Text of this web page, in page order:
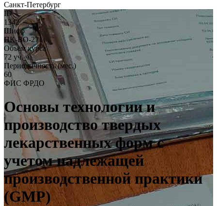
Санкт-Петербург
ID
1342
Шифр
ПК-ВО-271
Объём курса
72 уч. ч.
Периодичность (мес.)
60
ФИС ФРДО
Основы технологии и
производство твердых
лекарственных форм с
учетом надлежащей
производственной практики
(GMP)